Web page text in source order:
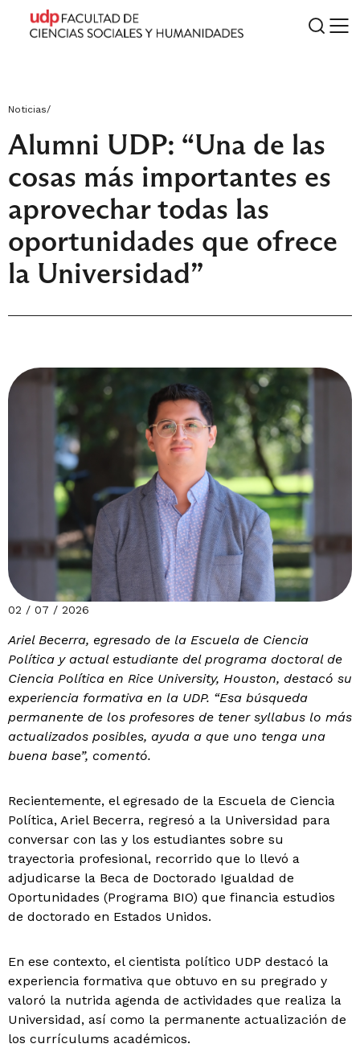
Noticias/
Alumni UDP: “Una de las
cosas más importantes es
aprovechar todas las
oportunidades que ofrece
la Universidad”
02 / 07 / 2026
Ariel Becerra, egresado de la Escuela de Ciencia
Política y actual estudiante del programa doctoral de
Ciencia Política en Rice University, Houston, destacó su
experiencia formativa en la UDP. “Esa búsqueda
permanente de los profesores de tener syllabus lo más
actualizados posibles, ayuda a que uno tenga una
buena base”, comentó.
Recientemente, el egresado de la Escuela de Ciencia
Política, Ariel Becerra, regresó a la Universidad para
conversar con las y los estudiantes sobre su
trayectoria profesional, recorrido que lo llevó a
adjudicarse la Beca de Doctorado Igualdad de
Oportunidades (Programa BIO) que financia estudios
de doctorado en Estados Unidos.
En ese contexto, el cientista político UDP destacó la
experiencia formativa que obtuvo en su pregrado y
valoró la nutrida agenda de actividades que realiza la
Universidad, así como la permanente actualización de
los currículums académicos.